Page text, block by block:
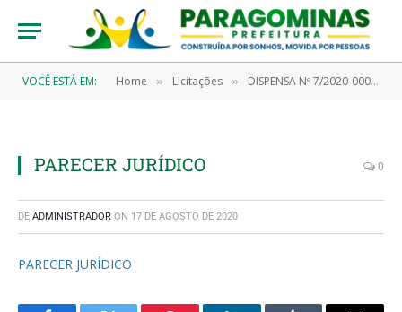
VOCÊ ESTÁ EM: Home » Licitações » DISPENSA Nº 7/2020-00015 (PRESTAÇÃO DE SERVIÇOS DE DESOBSTRUÇÃO E LIMPEZA DOS LOGRADOUROS PÚBLICOS E CANAIS, BEM COMO RECOLHIMENTO E DESTINAÇÃO FINAL DE ENTULHOS)
PARECER JURÍDICO 0
DE ADMINISTRADOR ON 17 DE AGOSTO DE 2020
PARECER JURÍDICO